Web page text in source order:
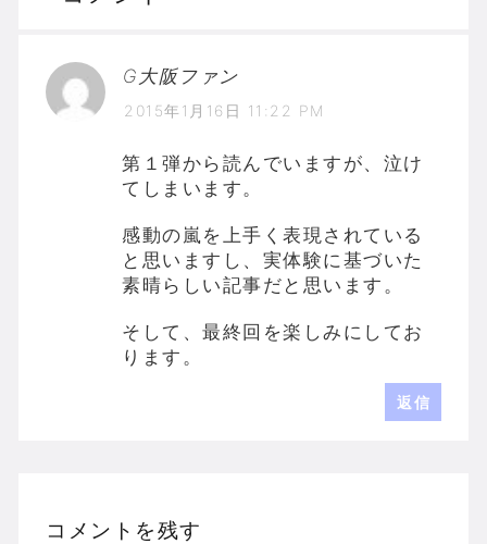
G大阪ファン
2015年1月16日 11:22 PM
第１弾から読んでいますが、泣け
てしまいます。
感動の嵐を上手く表現されている
と思いますし、実体験に基づいた
素晴らしい記事だと思います。
そして、最終回を楽しみにしてお
ります。
返信
コメントを残す